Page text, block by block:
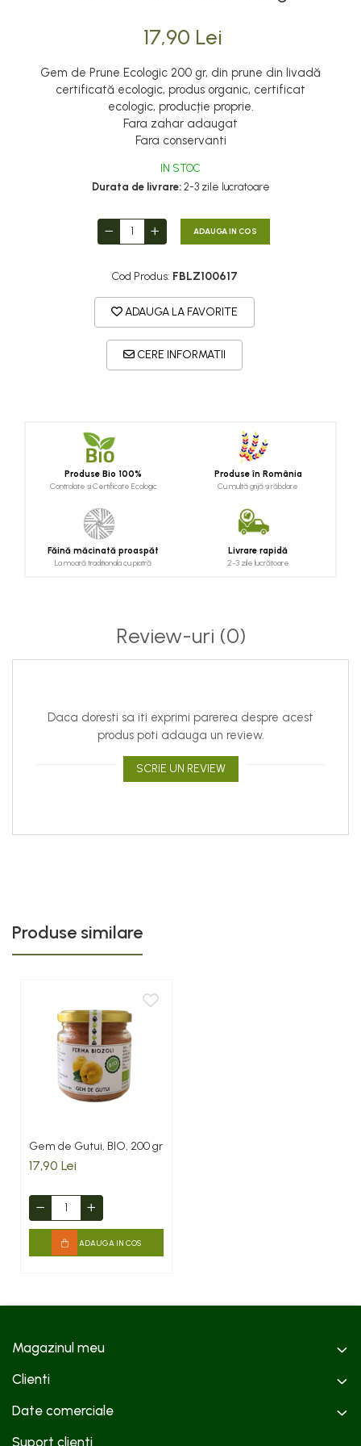
17,90 Lei
Gem de Prune Ecologic 200 gr, din prune din livadă
certificată ecologic, produs organic, certificat
ecologic, producție proprie.
Fara zahar adaugat
Fara conservanti
IN STOC
Durata de livrare:2-3 zile lucratoare
ADAUGA IN COS
Cod Produs: FBLZ100617
ADAUGA LA FAVORITE
CERE INFORMATII
Produse Bio 100%
Controlate și Certificate Ecologic
Produse în România
Cu multă grijă și răbdare
Făină măcinată proaspăt
La moară traditionala cu piatră
Livrare rapidă
2-3 zile lucrătoare
Review-uri (0)
Daca doresti sa iti exprimi parerea despre acest
produs poti adauga un review.
SCRIE UN REVIEW
Produse similare
Gem de Gutui, BIO, 200 gr
17,90 Lei
ADAUGA IN COS
Magazinul meu
Clienti
Date comerciale
Suport clienti